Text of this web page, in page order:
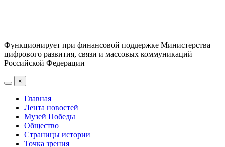
Функционирует при финансовой поддержке Министерства
цифрового развития, связи и массовых коммуникаций
Российской Федерации
×
Главная
Лента новостей
Музей Победы
Общество
Страницы истории
Точка зрения